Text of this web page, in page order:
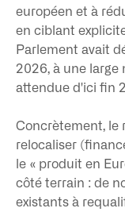
européen et à
en ciblant
Parlement avait
2026, à une large
attendue d'ici fin
Concrètement, le
relocaliser
le « produit en
côté terrain : de
existants à